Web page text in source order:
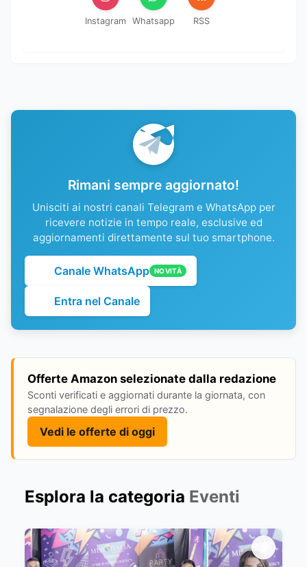
Instagram Whatsapp RSS
Rimani sempre aggiornato!
Unisciti ai nostri canali Telegram e WhatsApp per
ricevere notizie in tempo reale, esclusive ed
aggiornamenti direttamente sul tuo smartphone.
Canale WhatsApp NOVITÀ
Entra nel Canale
Offerte Amazon selezionate dalla redazione
Sconti verificati e aggiornati durante la giornata, con
segnalazione degli errori di prezzo.
Vedi le offerte di oggi
Esplora la categoria Eventi